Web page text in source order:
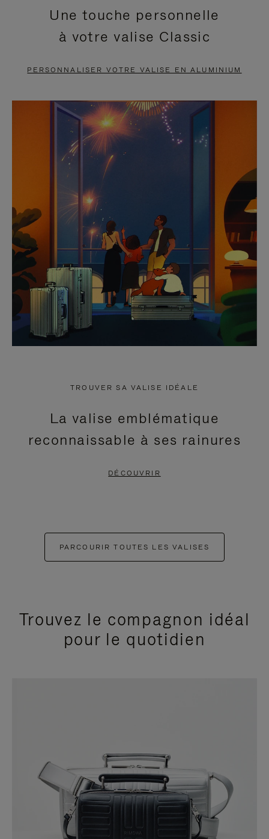
EN
PAUSE,
APPUYEZ
POUR
METTRE
PAUSE
VIDÉO
EST
DÉSACTIVÉ.
CLIQUER
POUR
RÉACTIVER
LE
SON
Une touche personnelle
à votre valise Classic
PERSONNALISER VOTRE VALISE EN ALUMINIUM
TROUVER SA VALISE IDÉALE
La valise emblématique
reconnaissable à ses rainures
DÉCOUVRIR
PARCOURIR TOUTES LES VALISES
Trouvez le compagnon idéal
pour le quotidien